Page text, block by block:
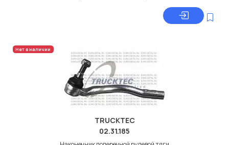
Нет в наличии
TRUCKTEC
02.31.185